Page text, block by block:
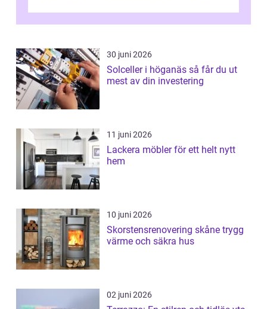
30 juni 2026
Solceller i höganäs så får du ut
mest av din investering
11 juni 2026
Lackera möbler för ett helt nytt
hem
10 juni 2026
Skorstensrenovering skåne trygg
värme och säkra hus
02 juni 2026